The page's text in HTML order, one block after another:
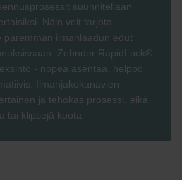
suunnitellaan
Näin voit tarjota
paremman ilmanlaadun edut
Zehnder RapidLock®
- nopea asentaa, helppo
Ilmanjakokanavien
ja tehokas prosessi, eikä
tai klipsejä koota.